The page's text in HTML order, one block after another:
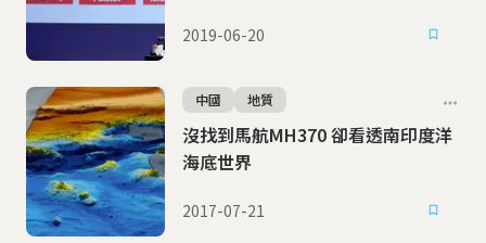
2019-06-20
沒找到馬航MH370 卻看透南印度洋
海底世界
中國 地質
2017-07-21